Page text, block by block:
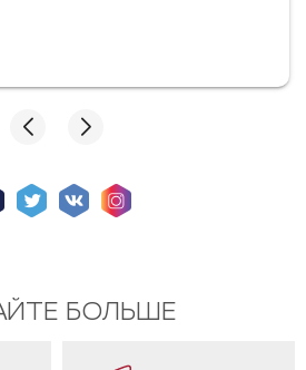
БОЛЬШЕ